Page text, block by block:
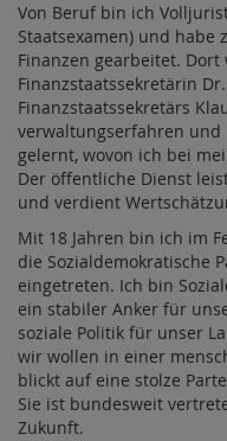
Von Beruf bin ich
Staatsexamen) und
Finanzen gearbeitet.
Finanzstaatssekretärin
Finanzstaatssekretärs
verwaltungserfahren und
gelernt, wovon ich bei
Der öffentliche Dienst
und verdient
Mit 18 Jahren bin ich im
die Sozialdemokratische
eingetreten. Ich bin
ein stabiler Anker für
soziale Politik für unser
wir wollen in einer
blickt auf eine stolze
Sie ist bundesweit
Zukunft.